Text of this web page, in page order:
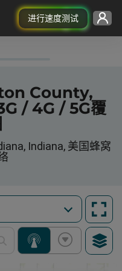
进行速度测试
County,
/ 4G / 5G覆
Indiana, 美国蜂窝